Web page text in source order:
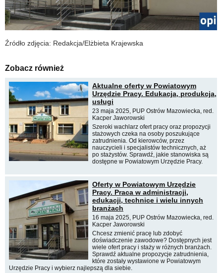
Źródło zdjęcia: Redakcja/Elżbieta Krajewska
Zobacz również
Aktualne oferty w Powiatowym
Urzędzie Pracy. Edukacja, produkcja,
usługi
23 maja 2025, PUP Ostrów Mazowiecka, red.
Kacper Jaworowski
Szeroki wachlarz ofert pracy oraz propozycji
stażowych czeka na osoby poszukujące
zatrudnienia. Od kierowców, przez
nauczycieli i specjalistów technicznych, aż
po stażystów. Sprawdź, jakie stanowiska są
dostępne w Powiatowym Urzędzie Pracy.
Oferty w Powiatowym Urzędzie
Pracy. Praca w administracji,
edukacji, technice i wielu innych
branżach
16 maja 2025, PUP Ostrów Mazowiecka, red.
Kacper Jaworowski
Chcesz zmienić pracę lub zdobyć
doświadczenie zawodowe? Dostępnych jest
wiele ofert pracy i staży w różnych branżach.
Sprawdź aktualne propozycje zatrudnienia,
które zostały wystawione w Powiatowym
Urzędzie Pracy i wybierz najlepszą dla siebie.